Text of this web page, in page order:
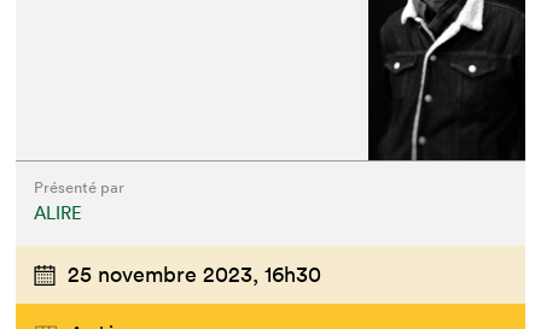
Présenté par
ALIRE
25 novembre 2023, 16h30